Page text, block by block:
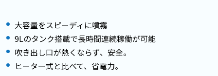
大容量をスピーディに噴霧
9Lのタンク搭載で長時間連続稼働が可能
吹き出し口が熱くならず、安全。
ヒーター式と比べて、省電力。